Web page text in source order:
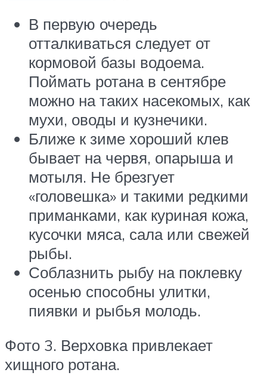
В первую очередь
отталкиваться следует от
кормовой базы водоема.
Поймать ротана в сентябре
можно на таких насекомых, как
мухи, оводы и кузнечики.
Ближе к зиме хороший клев
бывает на червя, опарыша и
мотыля. Не брезгует
«головешка» и такими редкими
приманками, как куриная кожа,
кусочки мяса, сала или свежей
рыбы.
Соблазнить рыбу на поклевку
осенью способны улитки,
пиявки и рыбья молодь.
Фото 3. Верховка привлекает
хищного ротана.